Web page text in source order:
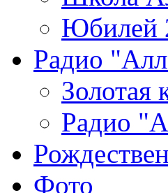
Юбилей
Радио
Золотая
Радио
Фото